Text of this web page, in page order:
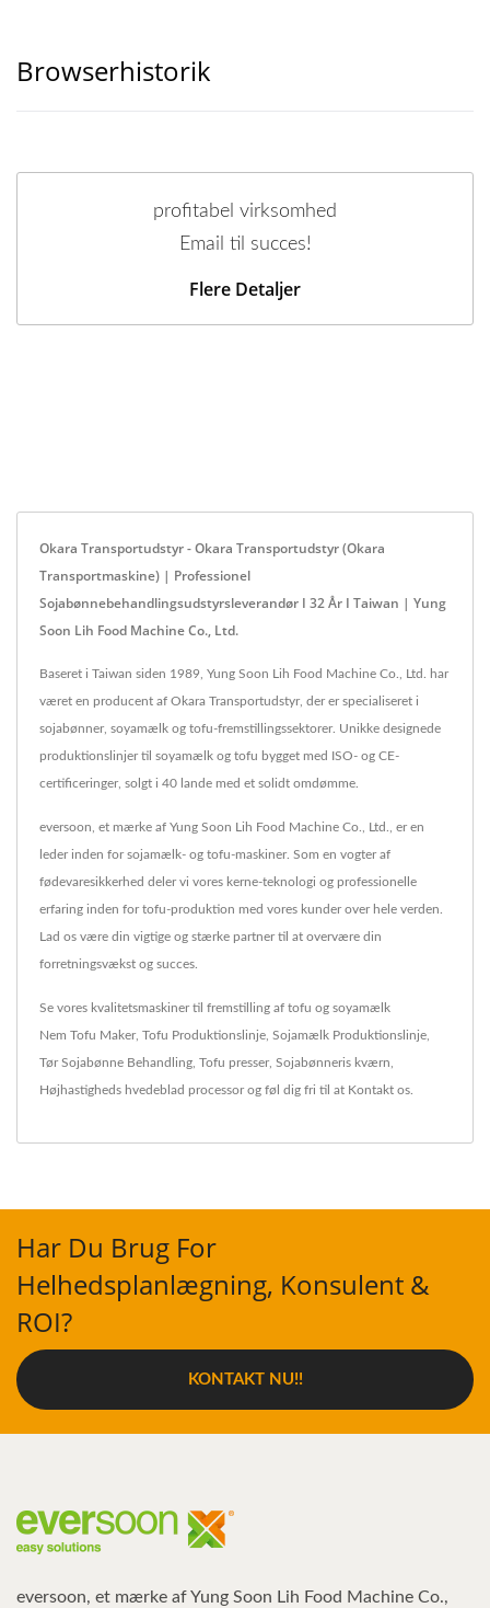
Browserhistorik
profitabel virksomhed
Email til succes!
Flere Detaljer
Okara Transportudstyr - Okara Transportudstyr (Okara
Transportmaskine) | Professionel
Sojabønnebehandlingsudstyrsleverandør I 32 År I Taiwan | Yung
Soon Lih Food Machine Co., Ltd.
Baseret i Taiwan siden 1989, Yung Soon Lih Food Machine Co., Ltd. har
været en producent af Okara Transportudstyr, der er specialiseret i
sojabønner, soyamælk og tofu-fremstillingssektorer. Unikke designede
produktionslinjer til soyamælk og tofu bygget med ISO- og CE-
certificeringer, solgt i 40 lande med et solidt omdømme.
eversoon, et mærke af Yung Soon Lih Food Machine Co., Ltd., er en
leder inden for sojamælk- og tofu-maskiner. Som en vogter af
fødevaresikkerhed deler vi vores kerne-teknologi og professionelle
erfaring inden for tofu-produktion med vores kunder over hele verden.
Lad os være din vigtige og stærke partner til at overvære din
forretningsvækst og succes.
Se vores kvalitetsmaskiner til fremstilling af tofu og soyamælk
Nem Tofu Maker, Tofu Produktionslinje Sojamælk Produktionslinje
Tør Sojabønne Behandling Tofu presser, Sojabønneris kværn
Højhastigheds hvedeblad processorog føl dig fri til at Kontakt os
Har Du Brug For
Helhedsplanlægning, Konsulent &
ROI?
KONTAKT NU!!
eversoon, et mærke af Yung Soon Lih Food Machine Co.,